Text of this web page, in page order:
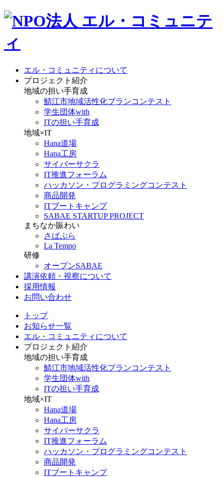
エル・コミュニティについて
プロジェクト紹介
地域の担い手育成
鯖江市地域活性化プランコンテスト
学生団体with
ITの担い手育成
地域×IT
Hana道場
Hana工房
サイバーサクラ
IT推進フォーラム
ハッカソン・プログラミングコンテスト
商品開発
ITブートキャンプ
SABAE STARTUP PROJECT
まちなか賑わい
さばぷら
La Tempo
研修
オープンSABAE
講演依頼・視察について
採用情報
お問い合わせ
トップ
お知らせ一覧
エル・コミュニティについて
プロジェクト紹介
地域の担い手育成
鯖江市地域活性化プランコンテスト
学生団体with
ITの担い手育成
地域×IT
Hana道場
Hana工房
サイバーサクラ
IT推進フォーラム
ハッカソン・プログラミングコンテスト
商品開発
ITブートキャンプ